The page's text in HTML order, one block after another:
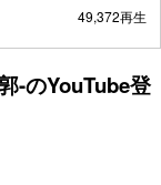
49,372再生
-のYouTube登